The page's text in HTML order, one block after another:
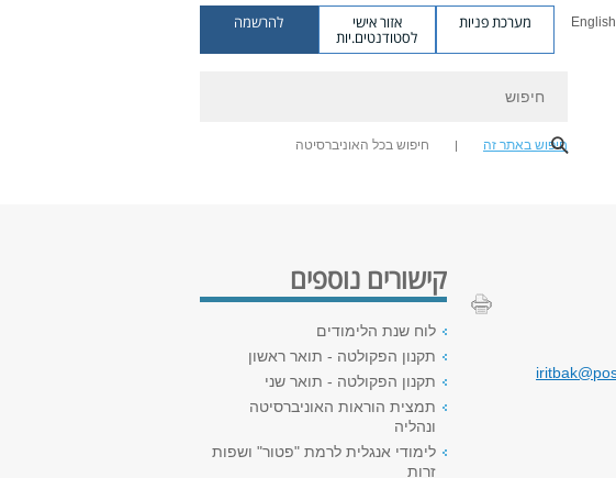
English מערכת פניות אזור אישי
לסטודנטים.יות
להרשמה
חיפוש באתר זה חיפוש בכל האוניברסיטה
קישורים נוספים
לוח שנת הלימודים
תקנון הפקולטה - תואר ראשון
תקנון הפקולטה - תואר שני
תמצית הוראות האוניברסיטה
ונהליה
לימודי אנגלית לרמת "פטור" ושפות
זרות